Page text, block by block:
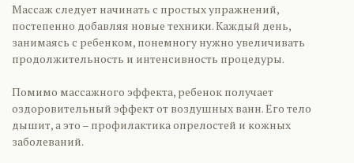
Массаж следует начинать с простых упражнений,
постепенно добавляя новые техники. Каждый день,
занимаясь с ребенком, понемногу нужно увеличивать
продолжительность и интенсивность процедуры.
Помимо массажного эффекта, ребенок получает
оздоровительный эффект от воздушных ванн. Его тело
дышит, а это – профилактика опрелостей и кожных
заболеваний.